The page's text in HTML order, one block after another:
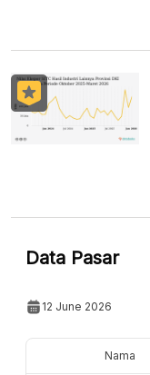
Data Pasar
12 June 2026
Nama